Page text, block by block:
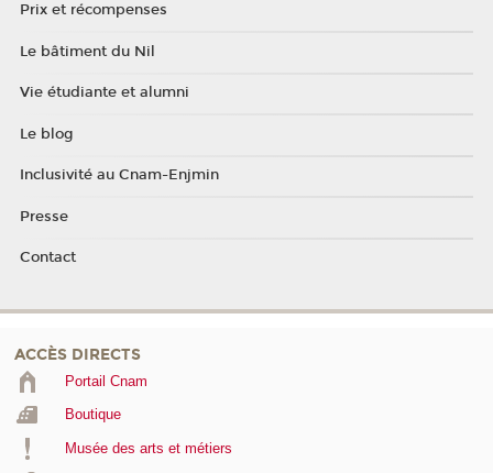
Prix et récompenses
Le bâtiment du Nil
Vie étudiante et alumni
Le blog
Inclusivité au Cnam-Enjmin
Presse
Contact
ACCÈS DIRECTS
Portail Cnam
Boutique
Musée des arts et métiers